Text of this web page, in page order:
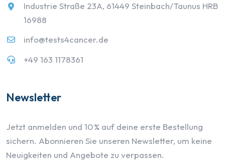
Industrie Straße 23A, 61449 Steinbach/Taunus HRB
16988
info@tests4cancer.de
+49 163 1178361
Newsletter
Jetzt anmelden und 10 % auf deine erste Bestellung
sichern. Abonnieren Sie unseren Newsletter, um keine
Neuigkeiten und Angebote zu verpassen.